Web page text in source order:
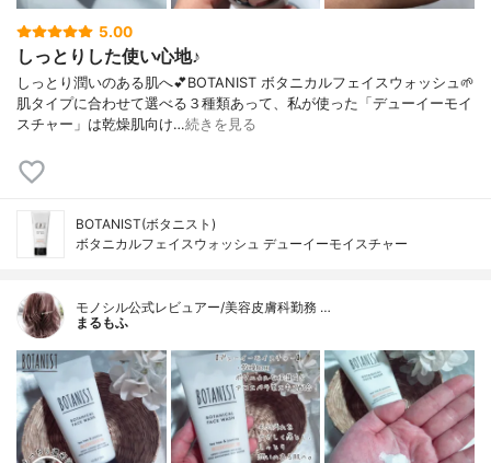
5.00
しっとりした使い心地♪
しっとり潤いのある肌へ💕BOTANIST ボタニカルフェイスウォッシュ🌱
肌タイプに合わせて選べる３種類あって、私が使った「デューイーモイ
スチャー」は乾燥肌向け…続きを見る
BOTANIST(ボタニスト)
ボタニカルフェイスウォッシュ デューイーモイスチャー
モノシル公式レビュアー/美容皮膚科勤務 …
まるもふ